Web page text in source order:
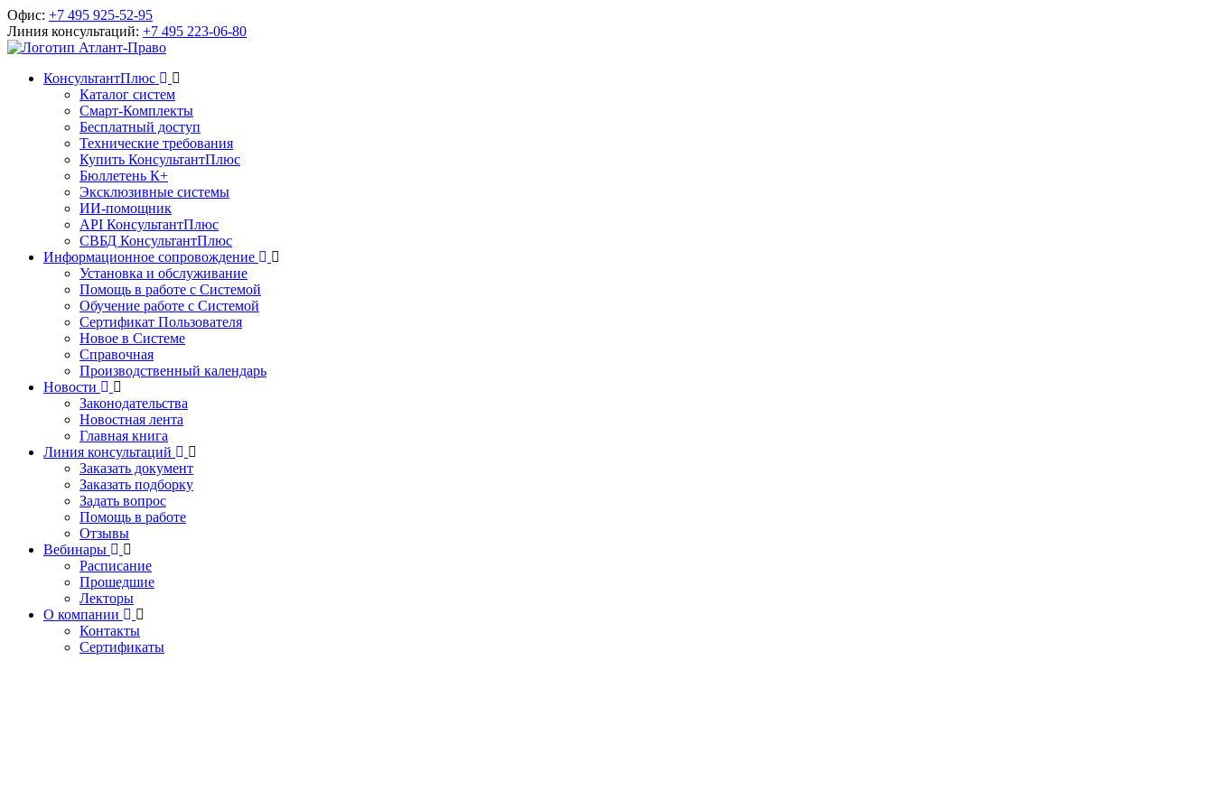
Офис: +7 495 925-52-95
Линия консультаций: +7 495 223-06-80
КонсультантПлюс
Каталог систем
Смарт-Комплекты
Бесплатный доступ
Технические требования
Купить КонсультантПлюс
Бюллетень К+
Эксклюзивные системы
ИИ-помощник
API КонсультантПлюс
СВБД КонсультантПлюс
Информационное сопровождение
Установка и обслуживание
Помощь в работе с Системой
Обучение работе с Системой
Сертификат Пользователя
Новое в Системе
Справочная
Производственный календарь
Новости
Законодательства
Новостная лента
Главная книга
Линия консультаций
Заказать документ
Заказать подборку
Задать вопрос
Помощь в работе
Отзывы
Вебинары
Расписание
Прошедшие
Лекторы
О компании
Контакты
Сертификаты